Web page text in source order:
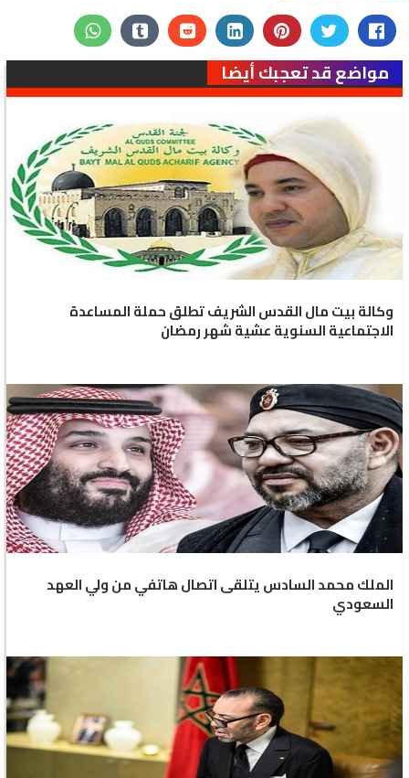
مواضع قد تعجبك أيضا
وكالة بيت مال القدس الشريف تطلق حملة المساعدة
الاجتماعية السنوية عشية شهر رمضان
الملك محمد السادس يتلقى اتصال هاتفي من ولي العهد
السعودي